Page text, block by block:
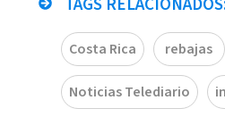
Costa Rica rebajas
Noticias Telediario